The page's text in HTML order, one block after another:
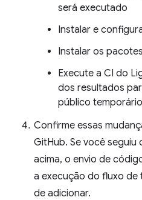
será executado
Instalar e
Instalar os
Execute a CI do
dos resultados
público
Confirme essas
GitHub. Se você
acima, o envio de
a execução do fluxo
de adicionar.